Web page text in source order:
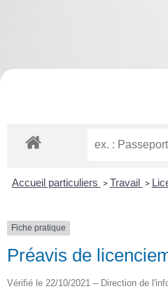
Accueil particuliers > Travail >
Fiche pratique
Préavis de
Vérifié le 22/10/2021 – Direction de